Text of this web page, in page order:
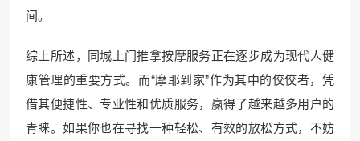
间。
综上所述，同城上门推拿按摩服务正在逐步成为现代人健
康管理的重要方式。而“摩耶到家”作为其中的佼佼者，凭
借其便捷性、专业性和优质服务，赢得了越来越多用户的
青睐。如果你也在寻找一种轻松、有效的放松方式，不妨